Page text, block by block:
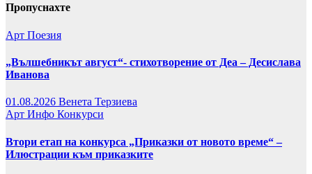
Пропуснахте
Арт Поезия
„Вълшебникът август“- стихотворение от Деа – Десислава
Иванова
01.08.2026 Венета Терзиева
Арт Инфо Конкурси
Втори етап на конкурса „Приказки от новото време“ –
Илюстрации към приказките